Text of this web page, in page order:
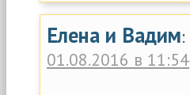
Елена и Вадим:
01.08.2016 в 11:54